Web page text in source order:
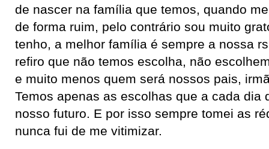
de nascer na família que temos, quando
de forma ruim, pelo contrário sou muito
tenho, a melhor família é sempre a nossa
refiro que não temos escolha, não
e muito menos quem será nossos pais,
Temos apenas as escolhas que a cada dia
nosso futuro. E por isso sempre tomei as
nunca fui de me vitimizar.